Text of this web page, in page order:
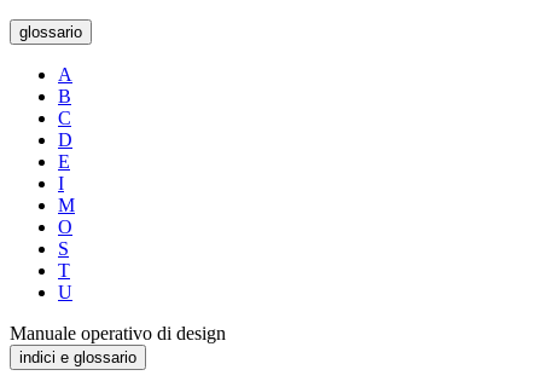
glossario
A
B
C
D
E
I
M
O
S
T
U
Manuale operativo di design
indici e glossario